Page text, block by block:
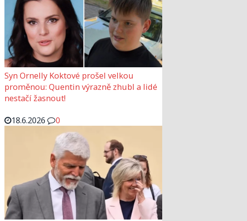
Syn Ornelly Koktové prošel velkou
proměnou: Quentin výrazně zhubl a lidé
nestačí žasnout!
18.6.2026
0